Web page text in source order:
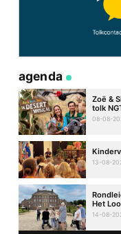
agenda
Zoë &
tolk
08-08-
13-08-
Het Loo
14-08-